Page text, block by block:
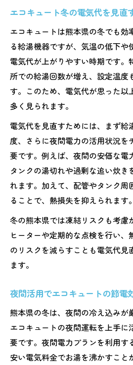
エコキュート冬の電気代を見直
エコキュートは熊本県の冬でも効
る給湯機器ですが、気温の低下や
電気代が上がりやすい時期です。
所での給湯回数が増え、設定温度
す。このため、電気代が思った以
多く見られます。
電気代を見直すためには、まず給
度、さらに夜間電力の活用状況を
要です。例えば、夜間の安価な電
タンクの湯切れや過剰な追い炊き
れます。加えて、配管やタンク周
ることで、熱損失を抑えられます。
冬の熊本県では凍結リスクも考慮
ヒーターや定期的な点検を行い、
のリスクを減らすことも電気代見
ます。
夜間活用でエコキュートの節電
熊本県の冬は、夜間の冷え込みが
エコキュートの夜間運転を上手に
要です。夜間電力プランを利用す
安い電気料金でお湯を沸かすこと